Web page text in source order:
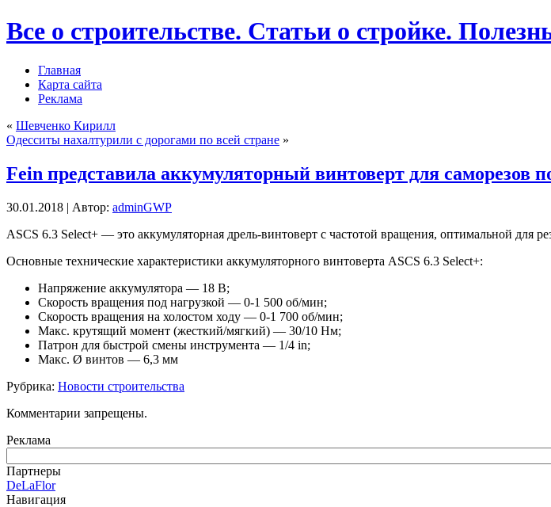
Все о строительстве. Статьи о стройке.
Главная
Карта сайта
Реклама
« Шевченко Кирилл
Одесситы нахалтурили с дорогами по всей стране »
Fein представила аккумуляторный винтоверт для саморезов
30.01.2018 | Автор: adminGWP
ASCS 6.3 Select+ — этo аккумуляторная дрель-винтоверт с частотой вращения, оптимальной для
Основные технические характеристики аккумуляторного винтоверта ASCS 6.3 Select+:
Напряжение аккумулятора — 18 В;
Скорость вращения под нагрузкой — 0-1 500 об/мин;
Скорость вращения на холостом ходу — 0-1 700 об/мин;
Макс. крутящий момент (жесткий/мягкий) — 30/10 Нм;
Патрон для быстрой смены инструмента — 1/4 in;
Макс. Ø винтов — 6,3 мм
Рубрика: Новости строительства
Комментарии запрещены.
Реклама
Партнеры
DeLaFlor
Навигация